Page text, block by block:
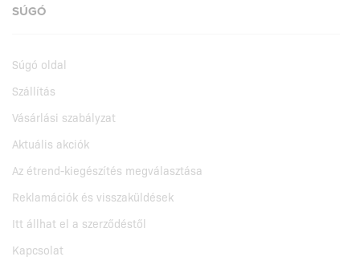
SÚGÓ
Súgó oldal
Szállítás
Vásárlási szabályzat
Aktuális akciók
Az étrend-kiegészítés megválasztása
Reklamációk és visszaküldések
Itt állhat el a szerződéstől
Kapcsolat